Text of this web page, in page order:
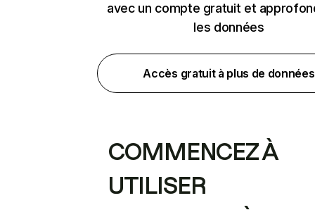
avec un compte gratuit et
les données
Accès gratuit à plus de données
COMMENCEZ À
UTILISER